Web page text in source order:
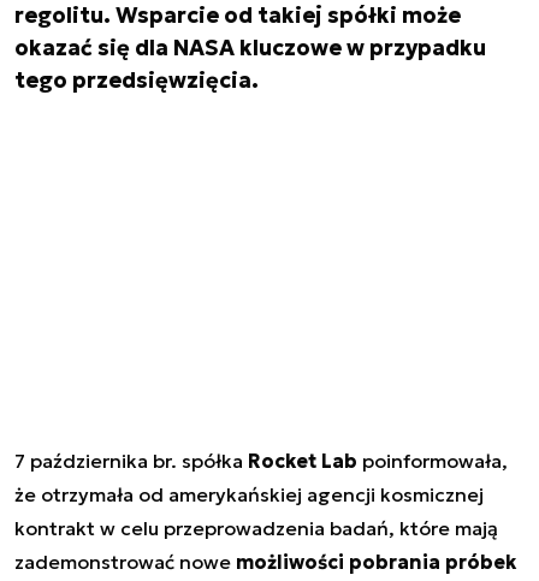
regolitu. Wsparcie od takiej spółki może
okazać się dla NASA kluczowe w przypadku
tego przedsięwzięcia.
7 października br. spółka Rocket Lab poinformowała,
że otrzymała od amerykańskiej agencji kosmicznej
kontrakt w celu przeprowadzenia badań, które mają
zademonstrować nowe możliwości pobrania próbek